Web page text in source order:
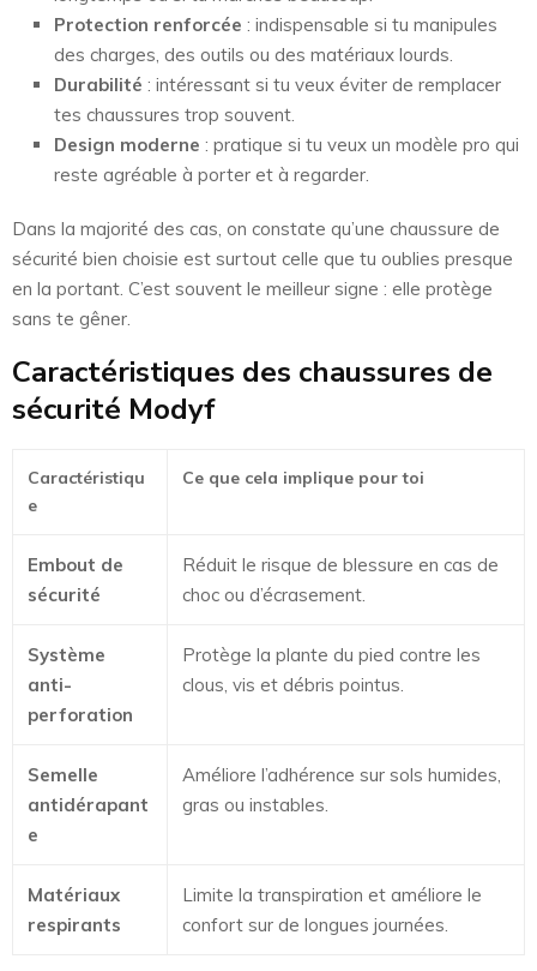
Protection renforcée : indispensable si tu manipules
des charges, des outils ou des matériaux lourds.
Durabilité : intéressant si tu veux éviter de remplacer
tes chaussures trop souvent.
Design moderne : pratique si tu veux un modèle pro qui
reste agréable à porter et à regarder.
Dans la majorité des cas, on constate qu’une chaussure de
sécurité bien choisie est surtout celle que tu oublies presque
en la portant. C’est souvent le meilleur signe : elle protège
sans te gêner.
Caractéristiques des chaussures de
sécurité Modyf
Caractéristiqu
e
Ce que cela implique pour toi
Embout de
sécurité
Réduit le risque de blessure en cas de
choc ou d’écrasement.
Système
anti-
perforation
Protège la plante du pied contre les
clous, vis et débris pointus.
Semelle
antidérapant
e
Améliore l’adhérence sur sols humides,
gras ou instables.
Matériaux
respirants
Limite la transpiration et améliore le
confort sur de longues journées.